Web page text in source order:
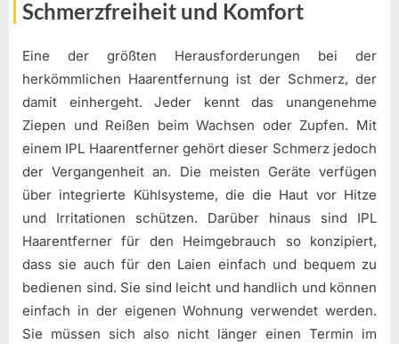
Schmerzfreiheit und Komfort
Eine der größten Herausforderungen bei der
herkömmlichen Haarentfernung ist der Schmerz, der
damit einhergeht. Jeder kennt das unangenehme
Ziepen und Reißen beim Wachsen oder Zupfen. Mit
einem IPL Haarentferner gehört dieser Schmerz jedoch
der Vergangenheit an. Die meisten Geräte verfügen
über integrierte Kühlsysteme, die die Haut vor Hitze
und Irritationen schützen. Darüber hinaus sind IPL
Haarentferner für den Heimgebrauch so konzipiert,
dass sie auch für den Laien einfach und bequem zu
bedienen sind. Sie sind leicht und handlich und können
einfach in der eigenen Wohnung verwendet werden.
Sie müssen sich also nicht länger einen Termin im